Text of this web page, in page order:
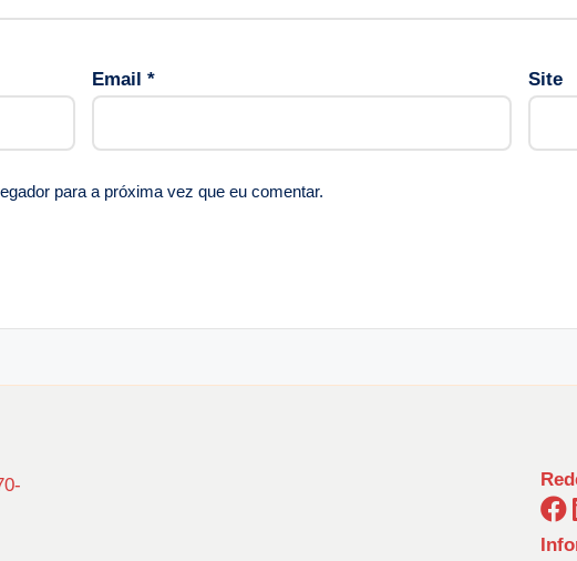
Email * Site
para a próxima vez que eu comentar.